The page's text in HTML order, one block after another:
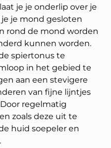
je je onderlip over je
je mond gesloten
rond de mond worden
kunnen worden.
spiertonus te
in het gebied te
aan een stevigere
van fijne lijntjes
regelmatig
zoals deze uit te
huid soepeler en